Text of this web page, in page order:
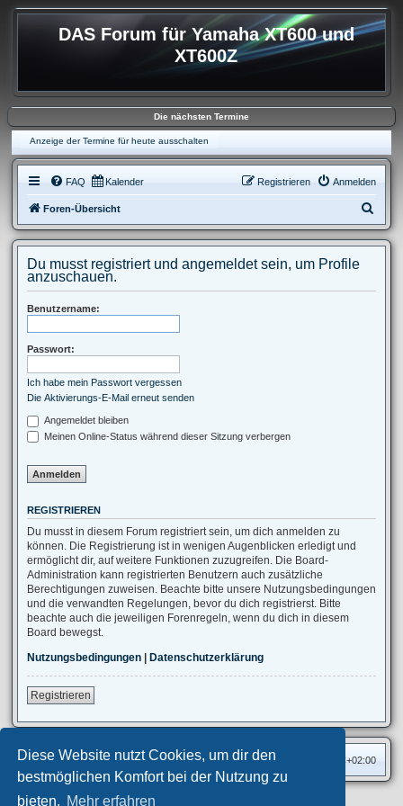
Diese Website nutzt Cookies, um dir den
bestmöglichen Komfort bei der Nutzung zu
bieten. Mehr erfahren
DAS Forum für Yamaha XT600 und
XT600Z
Die nächsten Termine
Anzeige der Termine für heute ausschalten
FAQ Kalender Anmelden
Registrieren
Foren-Übersicht
u
e
Du musst registriert und angemeldet sein, um Profile
anzuschauen.
Benutzername:
Passwort:
Ich habe mein Passwort vergessen
Die Aktivierungs-E-Mail erneut senden
Angemeldet bleiben
Meinen Online-Status während dieser Sitzung verbergen
REGISTRIEREN
Du musst in diesem Forum registriert sein, um dich anmelden zu
können. Die Registrierung ist in wenigen Augenblicken erledigt und
ermöglicht dir, auf weitere Funktionen zuzugreifen. Die Board-
Administration kann registrierten Benutzern auch zusätzliche
Berechtigungen zuweisen. Beachte bitte unsere Nutzungsbedingungen
und die verwandten Regelungen, bevor du dich registrierst. Bitte
beachte auch die jeweiligen Forenregeln, wenn du dich in diesem
Board bewegst.
Nutzungsbedingungen | Datenschutzerklärung
Registrieren
Foren-Übersicht Alle Zeiten sind UTC+02:00